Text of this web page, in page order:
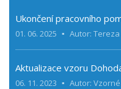
Ukončení pracovního
01. 06. 2025 Autor:
Aktualizace vzoru
06. 11. 2023 Autor: